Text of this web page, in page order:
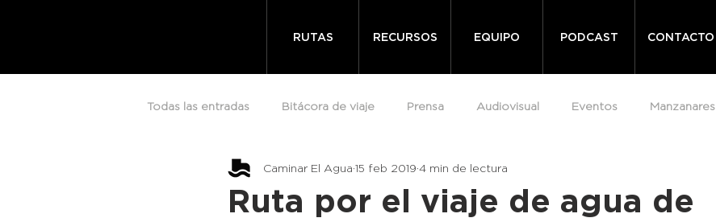
RUTAS RECURSOS EQUIPO PODCAST CONTACTO
Todas las entradas Bitácora de viaje Prensa Audiovisual Eventos Manzanares
Ruta por el viaje de agua de
Caminar El Agua 15 feb 2019 4 min de lectura